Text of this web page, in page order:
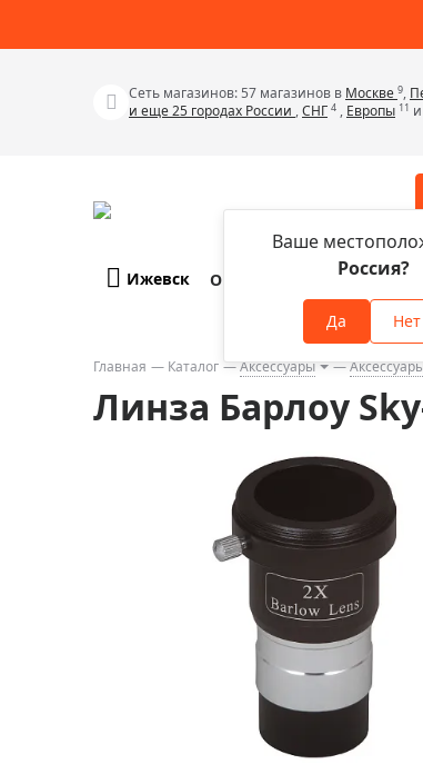
Сеть магазинов: 57 магазинов в Москве 9,
и еще 25 городах России ,СНГ 4 , Европы 11 и
Телескопы
Бинокли
Зрительные трубы
Приборы ночного видения
Метеостанции, барометры, часы
Discovery (Дискавери)
Ижевск
Ваше
Россия?
Да Нет
О компании Оплата и
Главная Каталог Аксессуары
Линза Барлоу